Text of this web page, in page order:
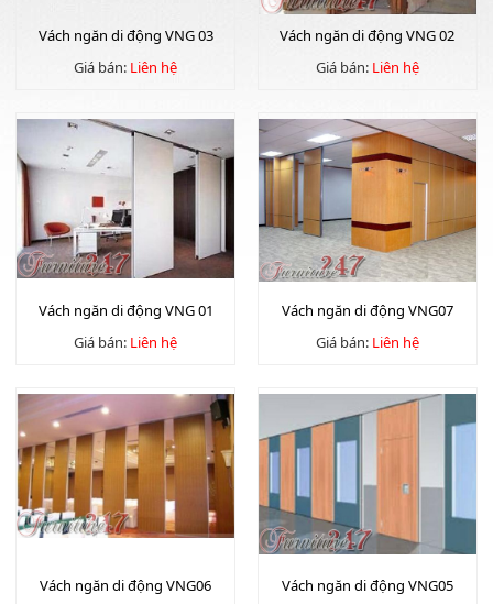
Vách ngăn di động VNG 03
Giá bán: Liên hệ
Vách ngăn di động VNG 02
Giá bán: Liên hệ
Vách ngăn di động VNG 01
Giá bán: Liên hệ
Vách ngăn di động VNG07
Giá bán: Liên hệ
Vách ngăn di động VNG06
Vách ngăn di động VNG05